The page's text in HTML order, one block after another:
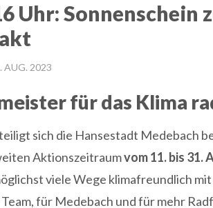
Uhr: Sonnenschein
AUG. 2023
für das Klima
sich die Hansestadt Medebach
Aktionszeitraumvom 11. bis 31.
viele Wege klimafreundlich mit
für Medebach und für mehr